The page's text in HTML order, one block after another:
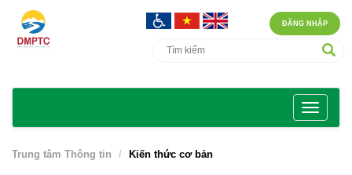
ĐĂNG NHẬP
Trung tâm Thông tin Kiến thức cơ bản